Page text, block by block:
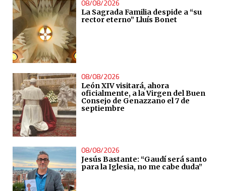
08/08/2026
La Sagrada Familia despide a “su
rector eterno” Lluís Bonet
08/08/2026
León XIV visitará, ahora
oficialmente, a la Virgen del Buen
Consejo de Genazzano el 7 de
septiembre
08/08/2026
Jesús Bastante: “Gaudí será santo
para la Iglesia, no me cabe duda”